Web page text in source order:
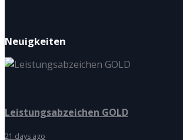
Neuigkeiten
Leistungsabzeichen GOLD
21 days ago